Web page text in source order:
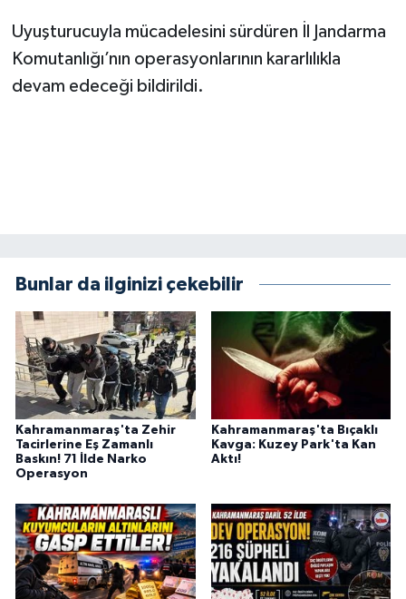
Uyuşturucuyla mücadelesini sürdüren İl Jandarma
Komutanlığı’nın operasyonlarının kararlılıkla
devam edeceği bildirildi.
Bunlar da ilginizi çekebilir
Kahramanmaraş'ta Zehir
Tacirlerine Eş Zamanlı
Baskın! 71 İlde Narko
Operasyon
Kahramanmaraş'ta Bıçaklı
Kavga: Kuzey Park'ta Kan
Aktı!
SİVİL TOPLUM
SEÇİM 2014
OTOMOBİL
MİZAH
TARİH
Genel
YEREL
BÖLGEDEN